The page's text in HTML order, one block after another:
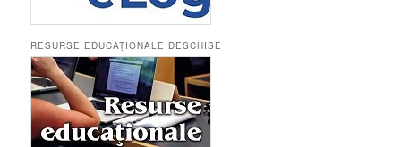
RESURSE EDUCAȚIONALE DESCHISE